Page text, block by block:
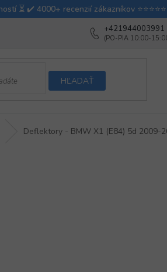
Ako balíme v
+421944003991
HĽADAŤ
Deflektory - BMW X1 (E84) 5d 2009-